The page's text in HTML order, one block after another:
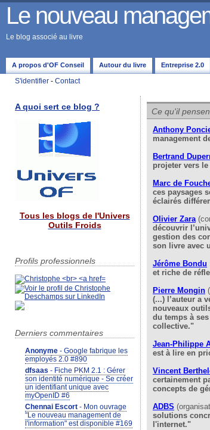
Le nouveau
Le blog associé au livre
A propos d'OF Conseil Autour du livre Entreprise 2.0
S'identifier - Contact
A quoi sert ce blog ?
Tous les blogs de l'Univers
Outils Froids
Profils professionnels
Derniers commentaires
Anonyme - Google fabrique les
employés 2.0 #890
dfsaas - Fiche PKM 2.1 : Gérer
son identité numérique - Se créer
un identifiant unique avec
myOpenID #6
Chennai Escort - Mon ouvrage
"Le nouveau management de
l'information" est disponible #169
Ce qu'il
Anthony
management
Bertrand
projeter vers
Marc de
ces paysages
éclairés
Olivier Zara
découvrir
gestion des
son livre avec
Jérôme Bondu
et riche de
Pierre Mongin
(...) l’auteur a
nouveaux
du temps à
collective."
Jean-Philippe
est à lire en
Vincent
certainement
concepts de
ADBS
solutions
l'internet."